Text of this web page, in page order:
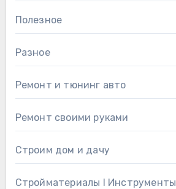
Полезное
Разное
Ремонт и тюнинг авто
Ремонт своими руками
Строим дом и дачу
Стройматериалы l Инструменты